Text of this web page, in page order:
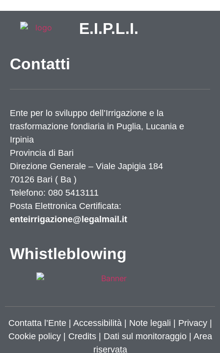
E.I.P.L.I.
Contatti
Ente per lo sviluppo dell’Irrigazione e la
trasformazione fondiaria in Puglia, Lucania e
Irpinia
Provincia di Bari
Direzione Generale – Viale Japigia 184
70126 Bari ( Ba )
Telefono: 080 5413111
Posta Elettronica Certificata:
enteirrigazione@legalmail.it
Whistleblowing
Contatta l’Ente| Accessibilità | Note legali | Privacy|
Cookie policy| Credits| Dati sul monitoraggio | Area
riservata